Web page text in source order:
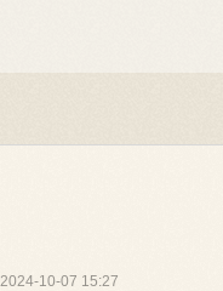
2024-10-07 15:27